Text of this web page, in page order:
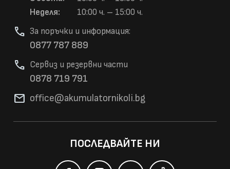
Неделя:
10:00 ч. – 15:00 ч.
За поръчки и информация:
phone
0877 787 889
Сервиз и резервни части
phone
0878 719 791
mail office@akumulatornikoli.bg
ПОСЛЕДВАЙТЕ НИ